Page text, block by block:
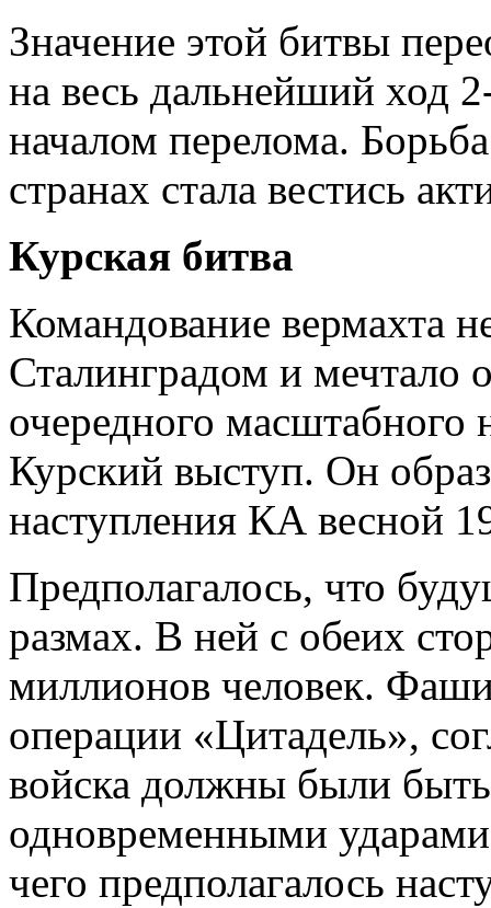
Значение этой битвы
на весь дальнейший ход
началом перелома.
странах стала вестись
Курская битва
Командование вермахта
Сталинградом и мечтало
очередного масштабного
Курский выступ. Он
наступления КА весной
Предполагалось, что
размах. В ней с обеих
миллионов человек.
операции «Цитадель»,
войска должны были
одновременными
чего предполагалось